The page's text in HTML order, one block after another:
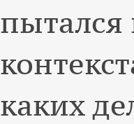
пытался
каких